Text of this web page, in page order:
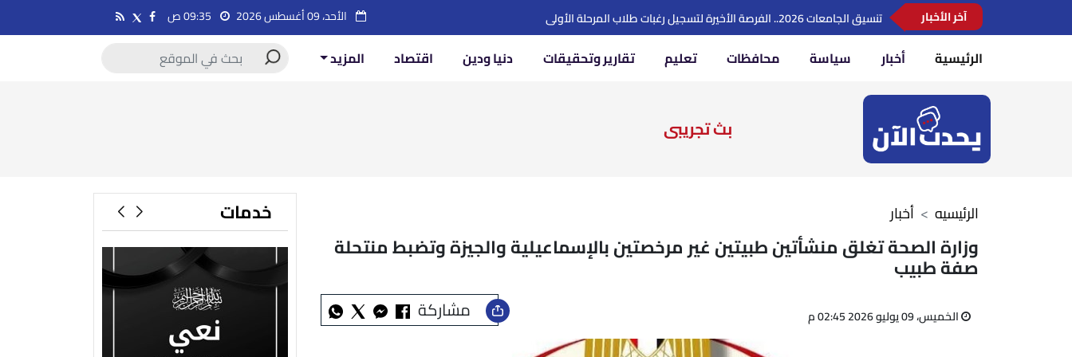
آخر الأخبار السعودية تدين استهداف ناقلة إماراتية أثناء عبورها مضيق هرمز الأحد، 09 أغسطس 2026
الرئيسية أخبار سياسة محافظات تعليم تقارير وتحقيقات دنيا ودين اقتصاد المزيد
بث تجريبى
أخبار الرئيسيه
وزارة الصحة تغلق منشأتين طبيتين غير مرخصتين بالإسماعيلية والجيزة وتضبط منتحلة
صفة طبيب
الخميس، 09 يوليو 2026 02:45 م مشاركة
خدمات